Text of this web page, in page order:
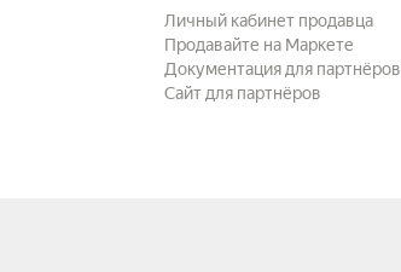
Личный кабинет продавца
Продавайте на Маркете
Документация для партнёров
Сайт для партнёров